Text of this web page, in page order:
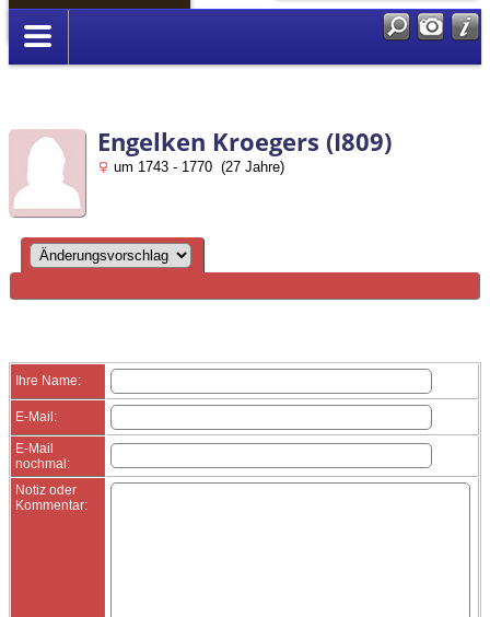
Anmelden
Engelken Kroegers (I809)
um 1743 - 1770 (27 Jahre)
Ihre Name:
E-Mail:
E-Mail
nochmal:
Notiz oder
Kommentar: